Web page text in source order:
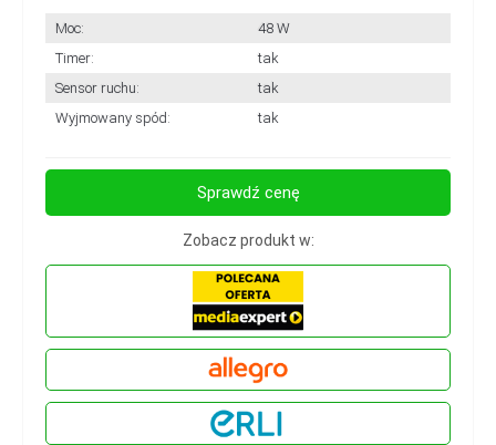
Moc:
48 W
Timer:
tak
Sensor ruchu:
tak
Wyjmowany spód:
tak
Sprawdź cenę
Zobacz produkt w: